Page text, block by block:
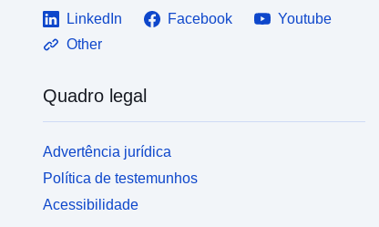
LinkedIn Facebook
Youtube
Other
Quadro legal
Advertência jurídica
Política de testemunhos
Acessibilidade